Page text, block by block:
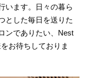
います。日々の暮ら
とした毎日を送りた
ンでありたい、Nest
お待ちしておりま